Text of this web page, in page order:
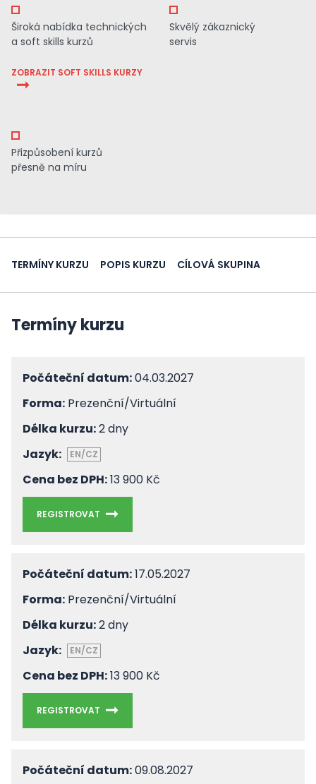
Široká nabídka technických
a soft skills kurzů
ZOBRAZIT SOFT SKILLS KURZY
Skvělý zákaznický
servis
Přizpůsobení kurzů
přesně na míru
TERMÍNY KURZU POPIS KURZU CÍLOVÁ SKUPINA
Termíny kurzu
Počáteční datum:04.03.2027
Forma: Prezenční/Virtuální
Délka kurzu:2 dny
Jazyk:
EN/CZ
Cena bez DPH:13 900 Kč
REGISTROVAT
Počáteční datum:17.05.2027
Forma: Prezenční/Virtuální
Délka kurzu:2 dny
Jazyk:
EN/CZ
Cena bez DPH:13 900 Kč
REGISTROVAT
Počáteční datum:09.08.2027